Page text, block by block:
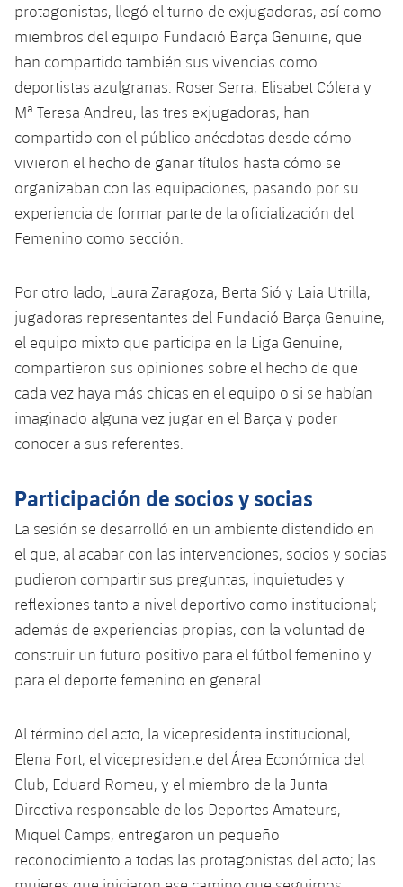
protagonistas, llegó el turno de exjugadoras, así como
miembros del equipo Fundació Barça Genuine, que
han compartido también sus vivencias como
deportistas azulgranas. Roser Serra, Elisabet Cólera y
Mª Teresa Andreu, las tres exjugadoras, han
compartido con el público anécdotas desde cómo
vivieron el hecho de ganar títulos hasta cómo se
organizaban con las equipaciones, pasando por su
experiencia de formar parte de la oficialización del
Femenino como sección.
Por otro lado, Laura Zaragoza, Berta Sió y Laia Utrilla,
jugadoras representantes del Fundació Barça Genuine,
el equipo mixto que participa en la Liga Genuine,
compartieron sus opiniones sobre el hecho de que
cada vez haya más chicas en el equipo o si se habían
imaginado alguna vez jugar en el Barça y poder
conocer a sus referentes.
Participación de socios y socias
La sesión se desarrolló en un ambiente distendido en
el que, al acabar con las intervenciones, socios y socias
pudieron compartir sus preguntas, inquietudes y
reflexiones tanto a nivel deportivo como institucional;
además de experiencias propias, con la voluntad de
construir un futuro positivo para el fútbol femenino y
para el deporte femenino en general.
Al término del acto, la vicepresidenta institucional,
Elena Fort; el vicepresidente del Área Económica del
Club, Eduard Romeu, y el miembro de la Junta
Directiva responsable de los Deportes Amateurs,
Miquel Camps, entregaron un pequeño
reconocimiento a todas las protagonistas del acto; las